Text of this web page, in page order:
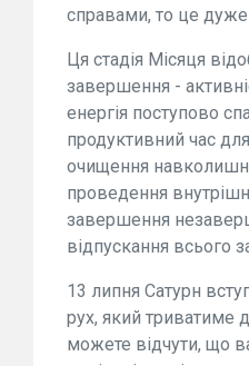
справами, то це дуже
Ця стадія Місяця
завершення -
енергія поступово
продуктивний час
очищення
проведення
завершення
відпускання всього
13 липня Сатурн
рух, який триватиме
можете відчути, що